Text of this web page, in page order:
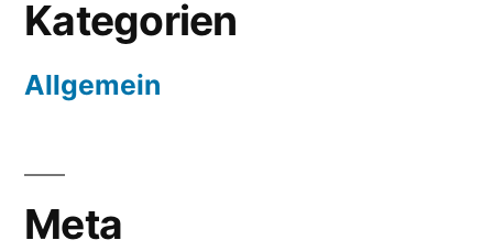
Kategorien
Allgemein
Meta